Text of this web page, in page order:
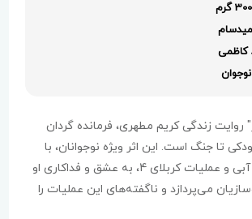
300 گرم
کاظمی
نوجوان
زندگی کریم مطهری، فرمانده گردان
تا جنگ است. این اثر ویژه نوجوانان، با
نگاهی به رزم‌های آبی و عملیات کربلای 4، به عشق و فداکاری او
می‌پردازد و ناگفته‌های این عملیات را